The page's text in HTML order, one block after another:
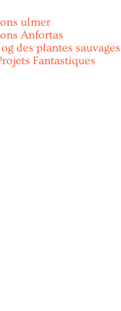
ulmer
Anfortas
des plantes sauvages
Fantastiques